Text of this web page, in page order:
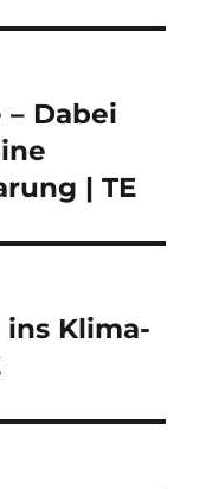
Dabei
| TE
Klima-